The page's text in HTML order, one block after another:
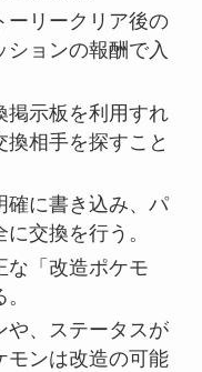
ーリークリア後の
ションの報酬で入
掲示板を利用すれ
相手を探すこと
確に書き込み、パ
交換を行う。
な「改造ポケモ
や、ステータスが
モンは改造の可能